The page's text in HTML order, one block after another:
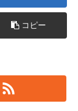
コピー